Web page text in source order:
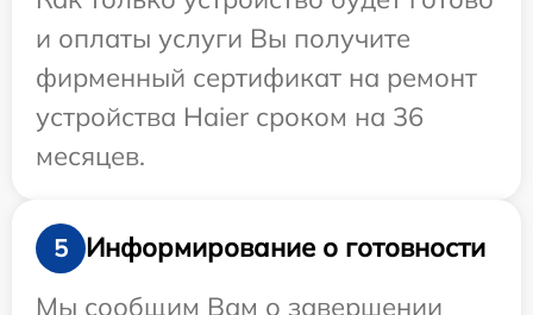
и оплаты услуги Вы получите
фирменный сертификат на ремонт
устройства Haier сроком на 36
месяцев.
5
Информирование о готовности
Мы сообщим Вам о завершении